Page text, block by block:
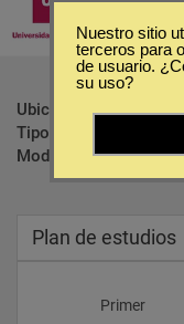
Ubicación:
Tipo:
Modalidad:
Plan de estudios
                    Primer
Nuestro sitio
terceros para
de usuario.
su uso?